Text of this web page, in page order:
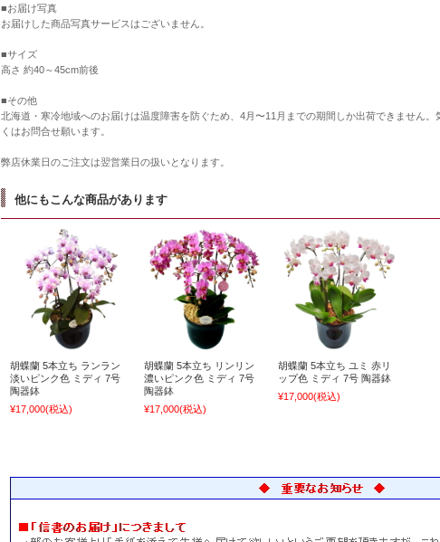
■お届け写真
お届けした商品写真サービスはございません。
■サイズ
高さ 約40～45cm前後
■その他
北海道・寒冷地域へのお届けは温度障害を防ぐため、4月〜11月までの期間しか出荷できません
くはお問合せ願います。
弊店休業日のご注文は翌営業日の扱いとなります。
他にもこんな商品があります
胡蝶蘭 5本立ち ランラン
淡いピンク色 ミディ 7号
陶器鉢
¥17,000(税込)
胡蝶蘭 5本立ち リンリン
濃いピンク色 ミディ 7号
陶器鉢
¥17,000(税込)
胡蝶蘭 5本立ち ユミ 赤リ
ップ色 ミディ 7号 陶器鉢
¥17,000(税込)